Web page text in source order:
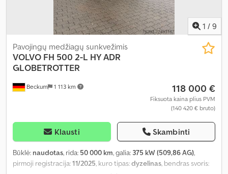
1 / 9
Beckum 1 113 km
Pavojingų medžiagų sunkvežimis
VOLVO FH 500 2-L HY ADR
GLOBETROTTER
118 000 €
Fiksuota kaina plius PVM
(140 420 € bruto)
Klausti Skambinti
Būklė: naudotas, rida: 50 000 km, galia: 375 kW (509,86 AG),
pirmoji registracija:11/2025, kuro tipas:dyzelinas, bendras svoris: